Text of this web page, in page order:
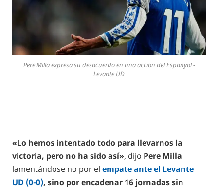
Pere Milla expresa su desacuerdo en una acción del Espanyol -
Levante UD
«Lo hemos intentado todo para llevarnos la
victoria, pero no ha sido así», dijo Pere Milla
lamentándose no por el empate ante el Levante
UD (0-0), sino por encadenar 16 jornadas sin